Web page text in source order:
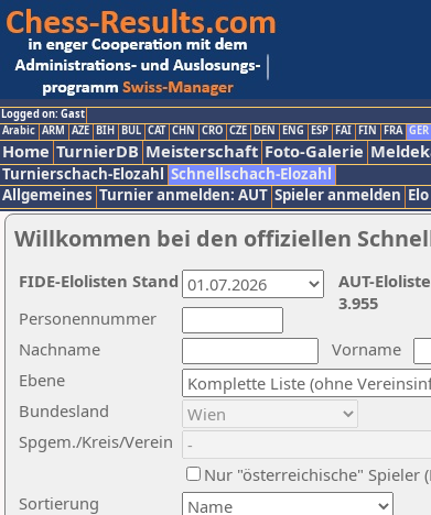
Logged on: Gast
Arabic ARM AZE BIH BUL CAT CHN CRO CZE DEN ENG ESP FAI FIN FRA GER
Home TurnierDB Meisterschaft Foto-Galerie
Turnierschach-Elozahl Schnellschach-Elozahl
Allgemeines Turnier anmelden: AUT Spieler anmelden
Willkommen bei den offiziellen
Nachname
Vorname
Ebene
Sortierung
Personennummer
Bundesland
Spgem./Kreis/Verein
Nur "österreichische" Spieler
AUT-
3.955
FIDE-Elolisten Stand